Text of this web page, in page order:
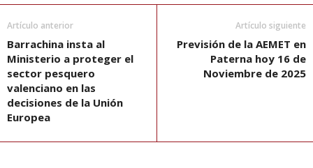
Artículo anterior
Barrachina insta al
Ministerio a proteger el
sector pesquero
valenciano en las
decisiones de la Unión
Europea
Artículo siguiente
Previsión de la AEMET en
Paterna hoy 16 de
Noviembre de 2025